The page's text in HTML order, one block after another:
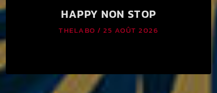
HAPPY NON STOP
THELABO / 25 AOÛT 2026